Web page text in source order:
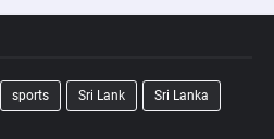
sports Sri Lank Sri Lanka